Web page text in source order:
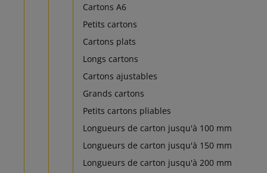
Cartons A6
Petits cartons
Cartons plats
Longs cartons
Cartons ajustables
Grands cartons
Petits cartons pliables
Longueurs de carton jusqu'à 100 mm
Longueurs de carton jusqu'à 150 mm
Longueurs de carton jusqu'à 200 mm